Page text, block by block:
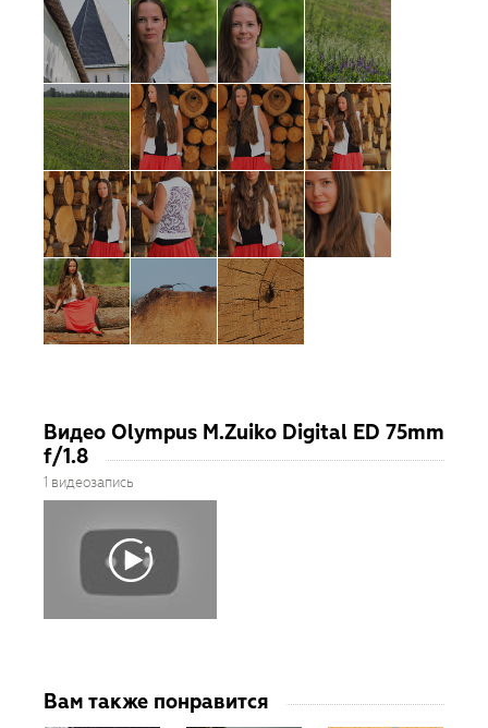
Видео Olympus M.Zuiko Digital ED 75mm
f/1.8
1 видеозапись
Вам также понравится